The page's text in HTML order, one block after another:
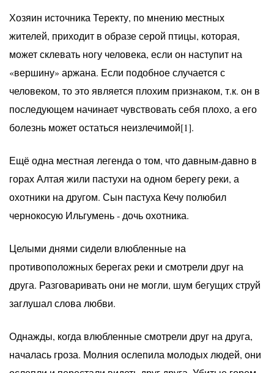
Хозяин источника Теректу, по мнению местных
жителей, приходит в образе серой птицы, которая,
может склевать ногу человека, если он наступит на
«вершину» аржана. Если подобное случается с
человеком, то это является плохим признаком, т.к. он в
последующем начинает чувствовать себя плохо, а его
болезнь может остаться неизлечимой[1].
Ещё одна местная легенда о том, что давным-давно в
горах Алтая жили пастухи на одном берегу реки, а
охотники на другом. Сын пастуха Кечу полюбил
чернокосую Ильгумень - дочь охотника.
Целыми днями сидели влюбленные на
противоположных берегах реки и смотрели друг на
друга. Разговаривать они не могли, шум бегущих струй
заглушал слова любви.
Однажды, когда влюбленные смотрели друг на друга,
началась гроза. Молния ослепила молодых людей, они